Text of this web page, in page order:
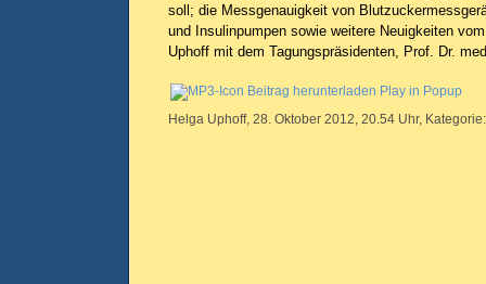
soll; die Messgenauigkeit von
und Insulinpumpen sowie weitere Neuigkeiten
Uphoff mit dem Tagungspräsidenten, Prof. Dr.
Beitrag herunterladen Play in Popup
Helga Uphoff, 28. Oktober 2012, 20.54 Uhr,